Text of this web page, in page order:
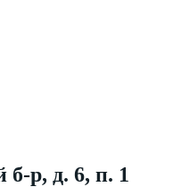
р, д. 6, п. 1